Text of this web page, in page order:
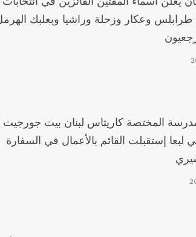
طرابلس وعكار وزحلة وراشيا وبعلبك
المختصة كاريتاس لبنان بيت جورجيت
إستقبلت القائم بالأعمال في السفارة